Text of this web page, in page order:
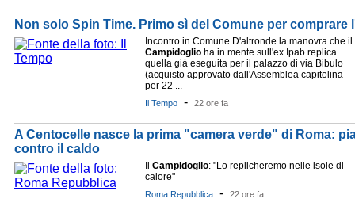
Non solo Spin Time. Primo sì del Comune per comprare
Incontro in Comune D'altronde la manovra che il
Campidoglio ha in mente sull'ex Ipab replica
quella già eseguita per il palazzo di via Bibulo
(acquisto approvato dall'Assemblea capitolina
per 22 ...
Il Tempo - 22 ore fa
A Centocelle nasce la prima "camera verde" di Roma:
contro il caldo
Campidoglio: "Lo replicheremo nelle isole di
calore"
Roma Repubblica - 22 ore fa